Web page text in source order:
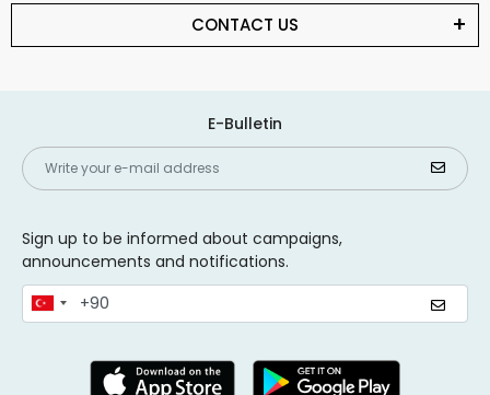
CONTACT US
E-Bulletin
Sign up to be informed about campaigns,
announcements and notifications.